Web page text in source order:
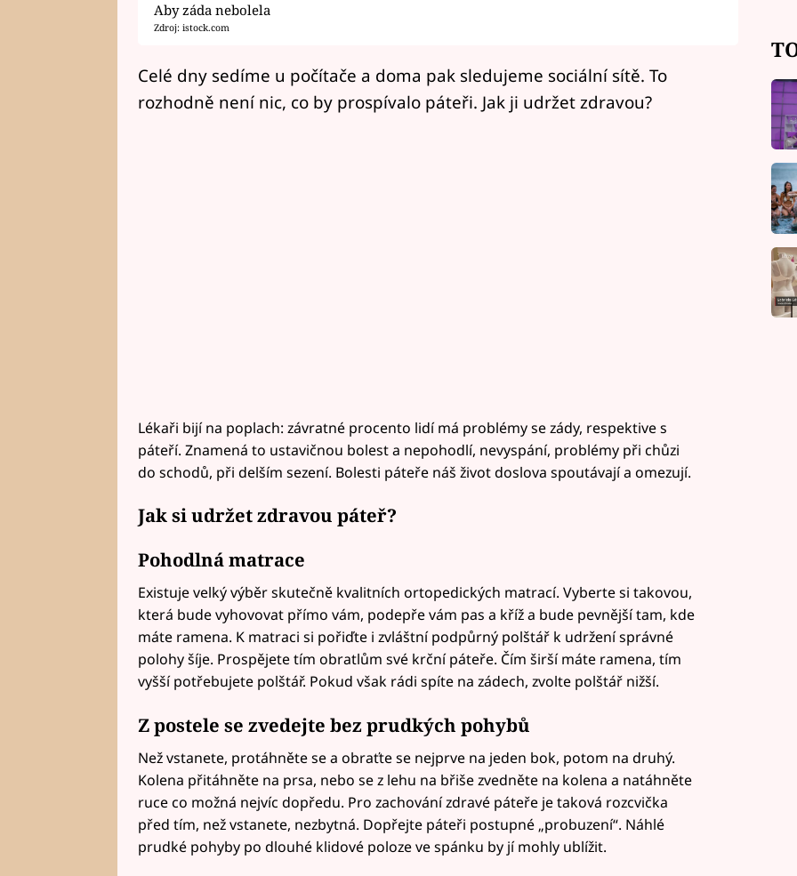
Aby záda nebolela
Zdroj: istock.com
Celé dny sedíme u počítače a doma pak sledujeme sociální sítě. To
rozhodně není nic, co by prospívalo páteři. Jak ji udržet zdravou?
Lékaři bijí na poplach: závratné procento lidí má problémy se zády, respektive s
páteří. Znamená to ustavičnou bolest a nepohodlí, nevyspání, problémy při chůzi
do schodů, při delším sezení. Bolesti páteře náš život doslova spoutávají a omezují.
Jak si udržet zdravou páteř?
Pohodlná matrace
Existuje velký výběr skutečně kvalitních ortopedických matrací. Vyberte si takovou,
která bude vyhovovat přímo vám, podepře vám pas a kříž a bude pevnější tam, kde
máte ramena. K matraci si pořiďte i zvláštní podpůrný polštář k udržení správné
polohy šíje. Prospějete tím obratlům své krční páteře. Čím širší máte ramena, tím
vyšší potřebujete polštář. Pokud však rádi spíte na zádech, zvolte polštář nižší.
Z postele se zvedejte bez prudkých pohybů
Než vstanete, protáhněte se a obraťte se nejprve na jeden bok, potom na druhý.
Kolena přitáhněte na prsa, nebo se z lehu na břiše zvedněte na kolena a natáhněte
ruce co možná nejvíc dopředu. Pro zachování zdravé páteře je taková rozcvička
před tím, než vstanete, nezbytná. Dopřejte páteři postupné „probuzení“. Náhlé
prudké pohyby po dlouhé klidové poloze ve spánku by jí mohly ublížit.